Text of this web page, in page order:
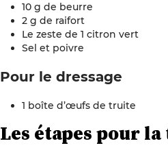
10 g de beurre
2 g de raifort
Le zeste de 1 citron vert
Sel et poivre
Pour le dressage
1 boîte d’œufs de truite
Les étapes pourla